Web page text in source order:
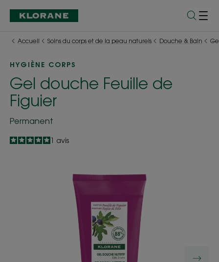
Accueil Soins du corps et de la peau naturels Douche & Bain
HYGIÈNE CORPS
Gel douche Feuille de
Figuier
Permanent
5/51 avis